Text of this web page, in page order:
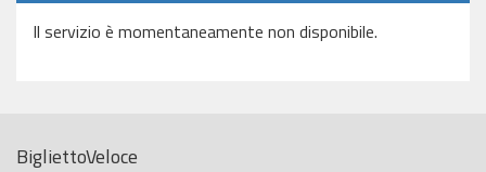
Il servizio è momentaneamente non disponibile.
BigliettoVeloce